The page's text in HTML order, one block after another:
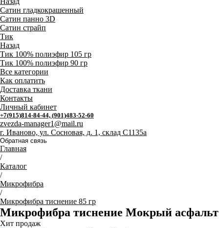
Сатин гладкокрашенный
Сатин панно 3D
Сатин страйп
Тик
Назад
Тик 100% полиэфир 105 гр
Тик 100% полиэфир 90 гр
Все категории
Как оплатить
Доставка ткани
Контакты
Личный кабинет
+7(915)814-84-44, (901)483-52-60
zvezda-manager1@mail.ru
г. Иваново, ул. Сосновая, д. 1, склад С1135а
Обратная связь
Главная
/
Каталог
/
Микрофибра
/
Микрофибра тиснение 85 гр
Микрофибра тиснение Мокрый асфальт
Хит продаж